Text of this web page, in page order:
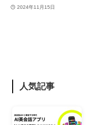
2024年11月15日
人気記事